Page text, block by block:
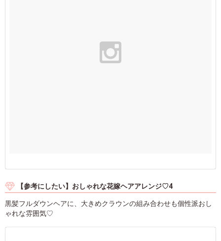
【参考にしたい】おしゃれな花嫁ヘアアレンジ♡4
黒髪フルダウンヘアに、大きめクラウンの組み合わせも個性派おし
ゃれな雰囲気♡